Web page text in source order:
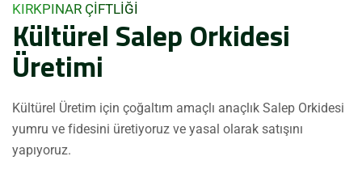
KIRKPINAR ÇİFTLİĞİ
Kültürel Salep Orkidesi
Üretimi
Kültürel Üretim için çoğaltım amaçlı anaçlık Salep Orkidesi
yumru ve fidesini üretiyoruz ve yasal olarak satışını
yapıyoruz.